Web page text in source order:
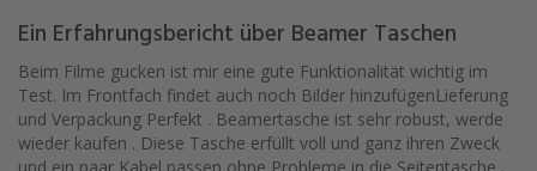
Ein Erfahrungsbericht über Beamer Taschen
Beim Filme gucken ist mir eine gute Funktionalität wichtig im
Test. Im Frontfach findet auch noch Bilder hinzufügenLieferung
und Verpackung Perfekt . Beamertasche ist sehr robust, werde
wieder kaufen . Diese Tasche erfüllt voll und ganz ihren Zweck